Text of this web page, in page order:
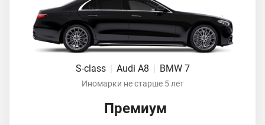
S-class | Audi A8 | BMW 7
Иномарки не старше 5 лет
Премиум